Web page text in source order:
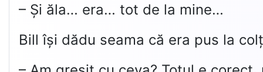
– Și ăla… era… tot de la mine…
Bill își dădu seama că era pus la